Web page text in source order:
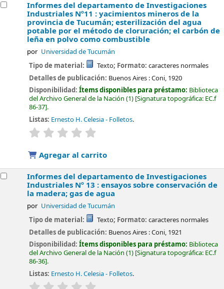
Informes del departamento de Investigaciones
Industriales Nº11 : yacimientos mineros de la
provincia de Tucumán; esterilización del agua
potable por el método de cloruración; el carbón de
leña en polvo como combustible
por Universidad de Tucumán
Tipo de material: Texto; Formato: caracteres normales
Detalles de publicación: Buenos Aires :Coni, 1920
Disponibilidad:Ítems disponibles para préstamo: Biblioteca
del Archivo General de la Nación (1) Signatura topográfica: EC.f
86-37 .
Listas: Ernesto H. Celesia - Folletos.
valoración
Agregar al carrito
Informes del departamento de Investigaciones
Industriales Nº 13 : ensayos sobre conservación de
la madera; gas de agua
por Universidad de Tucumán
Tipo de material: Texto; Formato: caracteres normales
Detalles de publicación: Buenos Aires :Coni, 1921
Disponibilidad:Ítems disponibles para préstamo: Biblioteca
del Archivo General de la Nación (1) Signatura topográfica: EC.f
86-36 .
Listas: Ernesto H. Celesia - Folletos.
valoración